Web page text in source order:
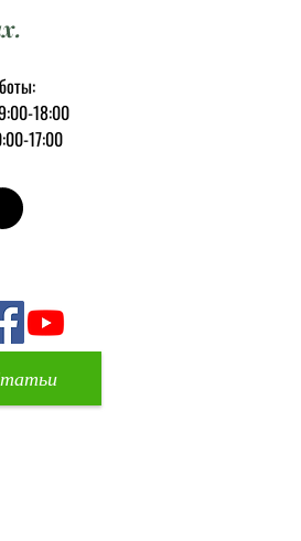
18:00
17:00